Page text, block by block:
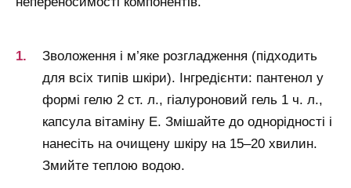
Зволоження і м’яке розгладження (підходить
для всіх типів шкіри). Інгредієнти: пантенол у
формі гелю 2 ст. л., гіалуроновий гель 1 ч. л.,
капсула вітаміну Е. Змішайте до однорідності і
нанесіть на очищену шкіру на 15–20 хвилин.
Змийте теплою водою.